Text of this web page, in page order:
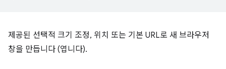
제공된 선택적 크기 조정, 위치 또는 기본 URL로 새 브라우저
창을 만듭니다 (엽니다).